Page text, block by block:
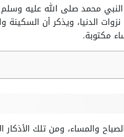
محمد صلى الله عليه
الدنيا، ويذكر أن السكينة
مكتوبة.
والمساء، ومن تلك الأذكار